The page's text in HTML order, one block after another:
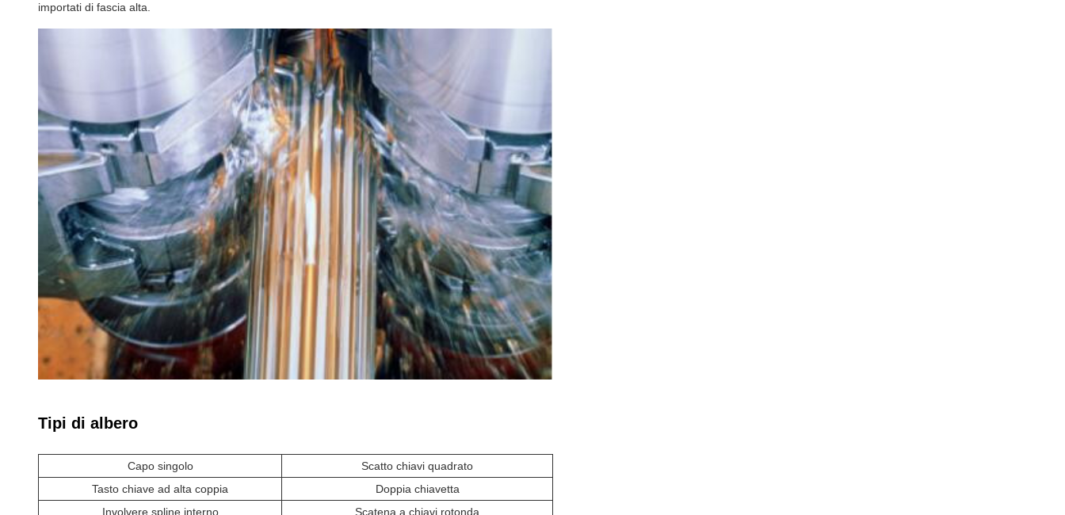
importati di fascia alta.
Tipi di albero
Capo singolo
Scatto chiavi quadrato
Tasto chiave ad alta coppia
Doppia chiavetta
Involvere spline interno
Scatena a chiavi rotonda